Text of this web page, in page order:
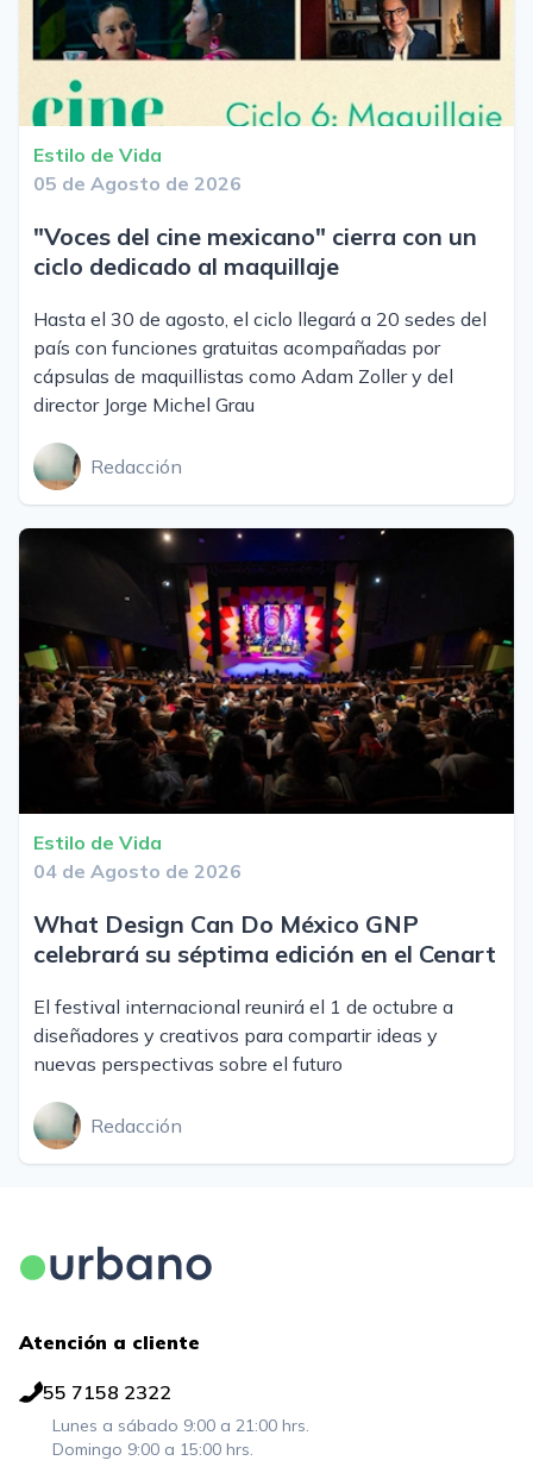
Estilo de Vida
05 de Agosto de 2026
"Voces del cine mexicano" cierra con un
ciclo dedicado al maquillaje
Hasta el 30 de agosto, el ciclo llegará a 20 sedes del
país con funciones gratuitas acompañadas por
cápsulas de maquillistas como Adam Zoller y del
director Jorge Michel Grau
Redacción
Estilo de Vida
04 de Agosto de 2026
What Design Can Do México GNP
celebrará su séptima edición en el Cenart
El festival internacional reunirá el 1 de octubre a
diseñadores y creativos para compartir ideas y
nuevas perspectivas sobre el futuro
Redacción
Atención a cliente
55 7158 2322
Lunes a sábado 9:00 a 21:00 hrs.
Domingo 9:00 a 15:00 hrs.